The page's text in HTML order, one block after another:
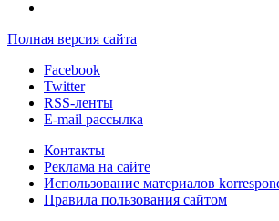
Полная версия сайта
Facebook
Twitter
RSS-ленты
E-mail рассылка
Контакты
Реклама на сайте
Использование материалов
Правила пользования сайтом